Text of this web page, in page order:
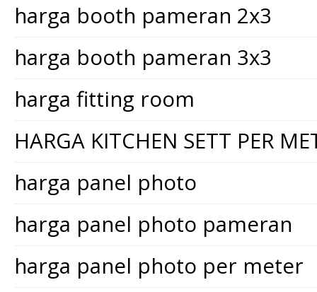
harga booth pameran 2x3
harga booth pameran 3x3
harga fitting room
HARGA KITCHEN SETT PER
harga panel photo
harga panel photo pameran
harga panel photo per meter